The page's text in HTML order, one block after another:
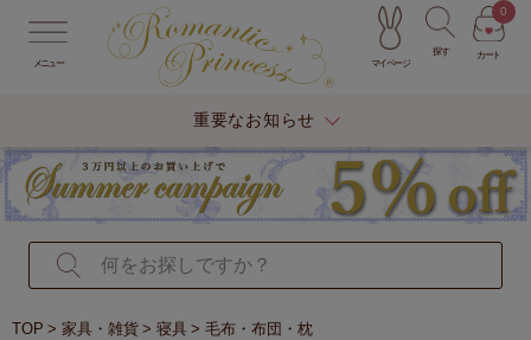
メニュー マイページ
探す カート
0
重要なお知らせ
TOP 家具・雑貨 寝具
毛布・布団・枕